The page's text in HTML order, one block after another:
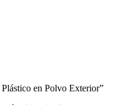
en Polvo Exterior”